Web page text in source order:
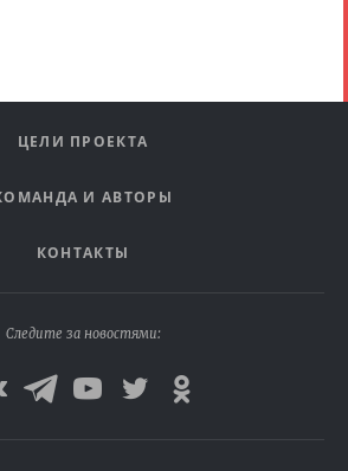
ЦЕЛИ ПРОЕКТА
И АВТОРЫ
КОНТАКТЫ
Следите за новостями: